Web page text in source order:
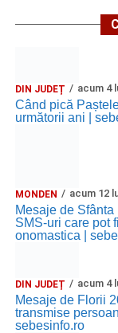
DIN JUDEȚ acum 4
Când pică
următorii ani |
MONDEN acum 12
Mesaje de
SMS-uri care pot
onomastica |
DIN JUDEȚ acum 4
Mesaje de Florii
transmise
sebesinfo.ro